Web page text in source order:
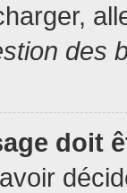
des
doit